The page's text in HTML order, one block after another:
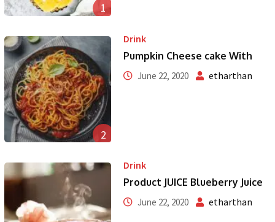
1
2
Drink
Pumpkin Cheese cake With
June 22, 2020 etharthan
Drink
Product JUICE Blueberry Juice
June 22, 2020 etharthan